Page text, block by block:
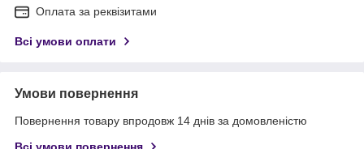
Оплата за реквізитами
Всі умови оплати
Умови повернення
Повернення товару впродовж 14 днів за домовленістю